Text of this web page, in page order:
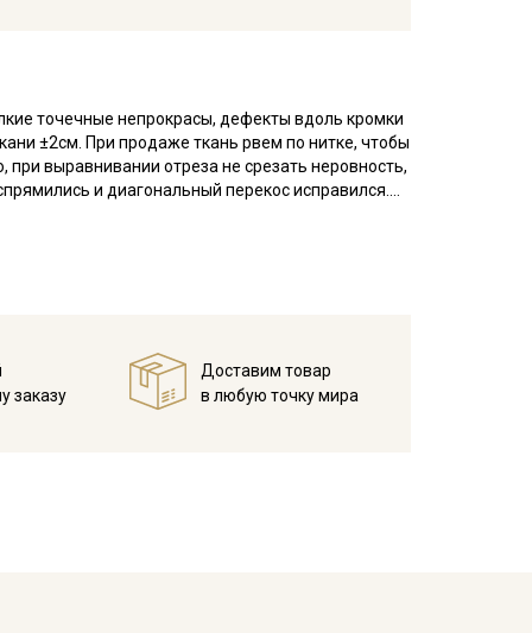
точечные непрокрасы, дефекты вдоль кромки
±2см. При продаже ткань рвем по нитке, чтобы
выравнивании отреза не срезать неровность,
и диагональный перекос исправился.
подходит для пошива постельного, домашней
легких занавесок, в качестве подкладочного
заказу
Доставим товар
в любую точку мира